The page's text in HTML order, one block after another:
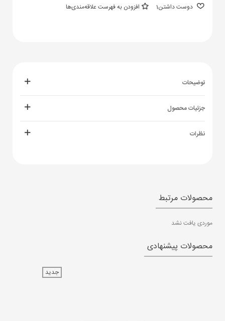
دوست داشتن1 افزودن به فهرست علاقه‌مندی‌ها
توضیحات
جزئیات محصول
نظرات
محصولات مرتبط
موردی یافت نشد
محصولات پیشنهادی
جدید